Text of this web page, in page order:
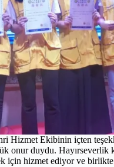
Ekibinin içten
onur duydu. Hayırseverlik
için hizmet ediyor ve birlikte